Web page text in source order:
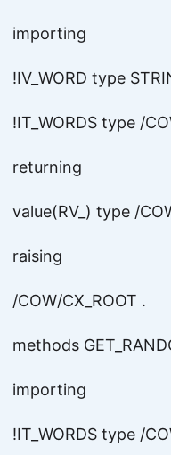
importing
!IV_WORD type
!IT_WORDS type /
returning
value(RV_) type /
raising
/COW/CX_ROOT .
methods
importing
!IT_WORDS type /